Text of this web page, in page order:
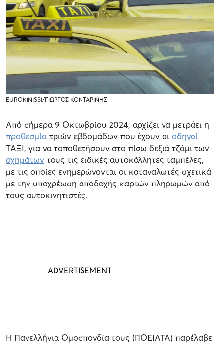
EUROKINISSI/ΓΙΩΡΓΟΣ ΚΟΝΤΑΡΙΝΗΣ
Από σήμερα 9 Οκτωβρίου 2024, αρχίζει να μετράει η
προθεσμία τριών εβδομάδων που έχουν οι οδηγοί
ΤΑΞΙ, για να τοποθετήσουν στο πίσω δεξιά τζάμι των
οχημάτων τους τις ειδικές αυτοκόλλητες ταμπέλες,
με τις οποίες ενημερώνονται οι καταναλωτές σχετικά
με την υποχρέωση αποδοχής καρτών πληρωμών από
τους αυτοκινητιστές.
Η Πανελλήνια Ομοσπονδία τους (ΠΟΕΙΑΤΑ) παρέλαβε